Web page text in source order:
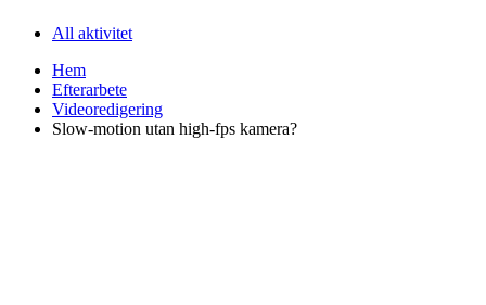
All aktivitet
Hem
Efterarbete
Videoredigering
Slow-motion utan high-fps kamera?